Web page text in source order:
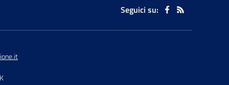
Seguici su: